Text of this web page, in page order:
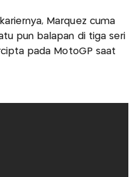
Marquez cuma
pun balapan di tiga seri
pada MotoGP saat